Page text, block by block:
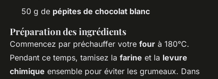
50 g de pépites de chocolat blanc
Préparation des ingrédients
Commencez par préchauffer votre four à 180°C.
Pendant ce temps, tamisez la farine et la levure
chimique ensemble pour éviter les grumeaux. Dans